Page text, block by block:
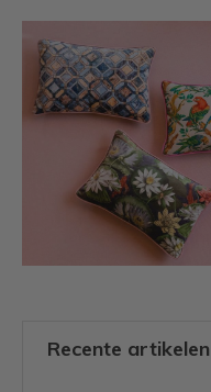
Recente artikelen